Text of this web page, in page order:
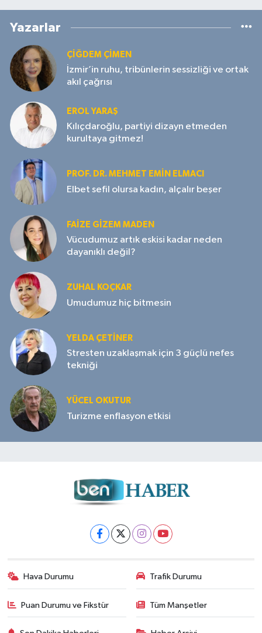
Yazarlar
ÇIĞDEM ÇIMEN
İzmir’in ruhu, tribünlerin sessizliği ve ortak
akıl çağrısı
EROL YARAŞ
Kılıçdaroğlu, partiyi dizayn etmeden
kurultaya gitmez!
PROF. DR. MEHMET EMIN ELMACI
Elbet sefil olursa kadın, alçalır beşer
FAIZE GIZEM MADEN
Vücudumuz artık eskisi kadar neden
dayanıklı değil?
ZUHAL KOÇKAR
Umudumuz hiç bitmesin
YELDA ÇETİNER
Stresten uzaklaşmak için 3 güçlü nefes
tekniği
YÜCEL OKUTUR
Turizme enflasyon etkisi
Hava Durumu Trafik Durumu
Puan Durumu ve Fikstür Tüm Manşetler